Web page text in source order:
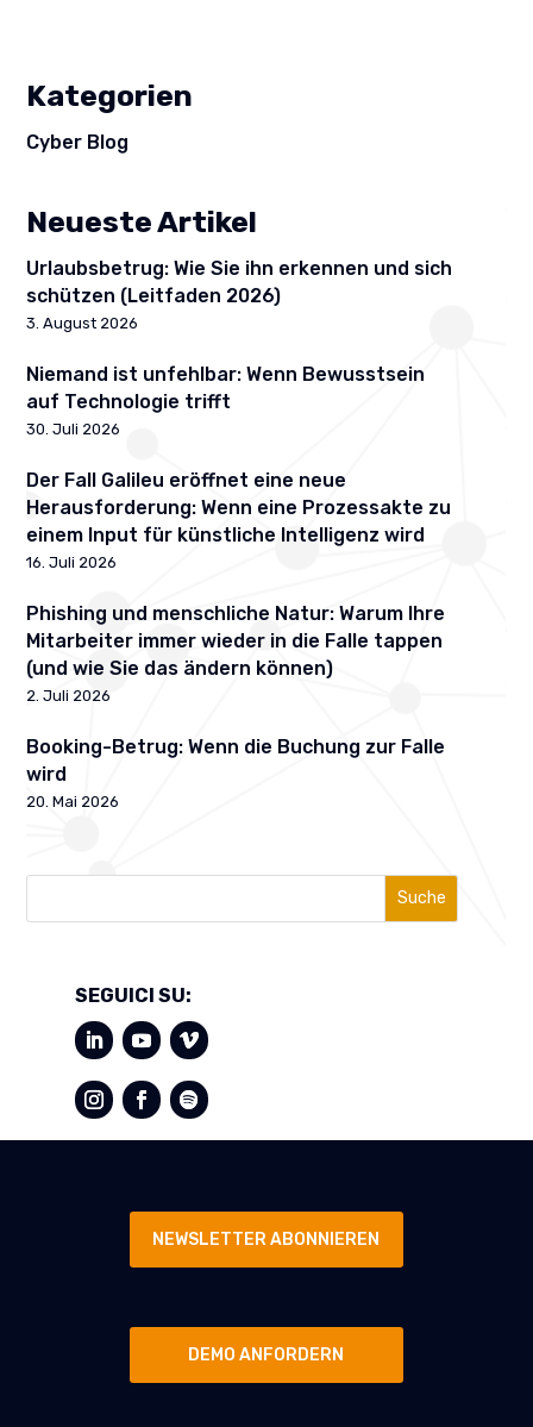
Kategorien
Cyber Blog
Neueste Artikel
Urlaubsbetrug: Wie Sie ihn erkennen und sich
schützen (Leitfaden 2026)
3. August 2026
Niemand ist unfehlbar: Wenn Bewusstsein
auf Technologie trifft
30. Juli 2026
Der Fall Galileu eröffnet eine neue
Herausforderung: Wenn eine Prozessakte zu
einem Input für künstliche Intelligenz wird
16. Juli 2026
Phishing und menschliche Natur: Warum Ihre
Mitarbeiter immer wieder in die Falle tappen
(und wie Sie das ändern können)
2. Juli 2026
Booking-Betrug: Wenn die Buchung zur Falle
wird
20. Mai 2026
Suche
SEGUICI SU:
NEWSLETTER ABONNIEREN
DEMO ANFORDERN